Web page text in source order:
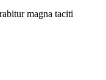
magna taciti